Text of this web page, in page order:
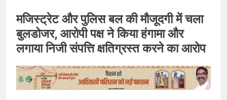
मजिस्ट्रेट और पुलिस बल की मौजूदगी में चला
बुलडोजर, आरोपी पक्ष ने किया हंगामा और
लगाया निजी संपत्ति क्षतिग्रस्त करने का आरोप